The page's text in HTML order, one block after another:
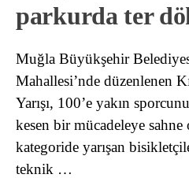
parkurda ter
Muğla Büyükşehir
Mahallesi’nde düzenlenen
Yarışı, 100’e yakın
kesen bir mücadeleye
kategoride yarışan
teknik …